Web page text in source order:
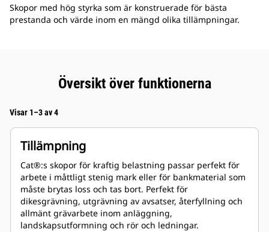
Skopor med hög styrka som är konstruerade för bästa
prestanda och värde inom en mängd olika tillämpningar.
Översikt över funktionerna
Visar 1–3 av 4
Tillämpning
Cat®:s skopor för kraftig belastning passar perfekt för
arbete i måttligt stenig mark eller för bankmaterial som
måste brytas loss och tas bort. Perfekt för
dikesgrävning, utgrävning av avsatser, återfyllning och
allmänt grävarbete inom anläggning,
landskapsutformning och rör och ledningar.